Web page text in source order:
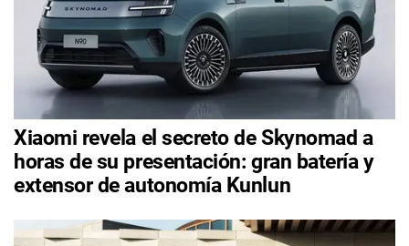
Xiaomi revela el secreto de Skynomad a
horas de su presentación: gran batería y
extensor de autonomía Kunlun